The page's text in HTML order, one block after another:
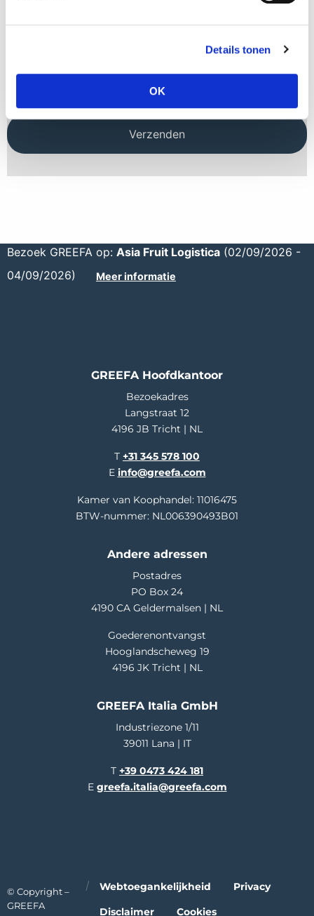
Details tonen
OK
Bezoek GREEFA op: Asia Fruit Logistica (02/09/2026 -
04/09/2026)
Meer informatie
GREEFA Hoofdkantoor
Bezoekadres
Langstraat 12
4196 JB Tricht | NL
T +31 345 578 100
E info@greefa.com
Kamer van Koophandel: 11016475
BTW-nummer: NL006390493B01
Andere adressen
Postadres
PO Box 24
4190 CA Geldermalsen | NL
Goederenontvangst
Hooglandscheweg 19
4196 JK Tricht | NL
GREEFA Italia GmbH
Industriezone 1/11
39011 Lana | IT
T +39 0473 424 181
E greefa.italia@greefa.com
© Copyright –
GREEFA
Webtoegankelijkheid Privacy
Disclaimer Cookies